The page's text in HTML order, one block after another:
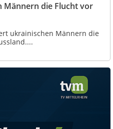
Männern die Flucht vor
ukrainischen Männern die